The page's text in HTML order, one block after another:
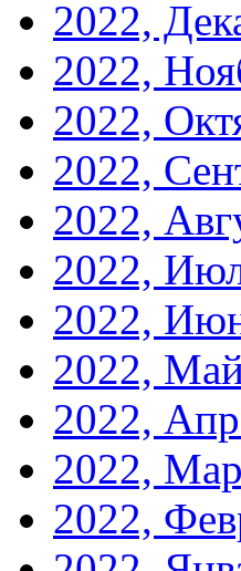
2022,
2022,
2022,
2022,
2022,
2022,
2022,
2022,
2022,
2022,
2022,